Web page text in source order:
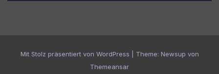
Mit Stolz präsentiert von WordPress Theme: Newsup von
Themeansar